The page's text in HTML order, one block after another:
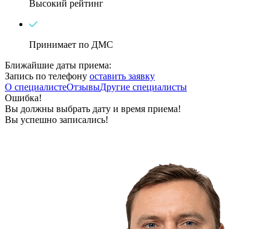
Высокий рейтинг
Принимает по ДМС
Ближайшие даты приема:
Запись по телефону оставить заявку
О специалистеОтзывыДругие специалисты
Ошибка!
Вы должны выбрать дату и время приема!
Вы успешно записались!